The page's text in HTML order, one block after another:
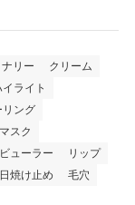
リー
クリーム
イライト
リング
スク
ューラー
リップ
日焼け止め
毛穴